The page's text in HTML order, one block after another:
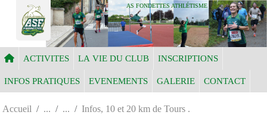
AS FONDETTES ATHLÉTISME
ACTIVITES LA VIE DU CLUB INSCRIPTIONS
INFOS PRATIQUES EVENEMENTS GALERIE CONTACT
Accueil Infos, 10 et 20 km de Tours .
Panneau de gestion des cookies